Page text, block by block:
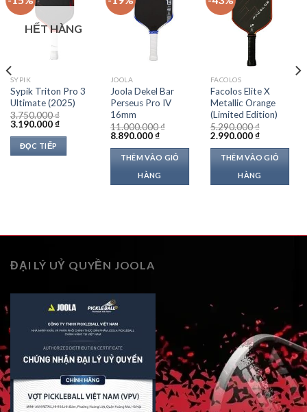
HẾT HÀNG
SYPIK
Sypik Triton Pro 3
Ultimate (2025)
3.750.000₫
Giá
3.750.000 ₫.
3.190.000₫Giá
3.190.000 ₫.
ĐỌC TIẾP
JOOLA
Joola Dekel Bar
Perseus Pro IV
16mm
11.000.000₫
Giá
11.000.000 ₫.
8.890.000₫Giá
tại
là:
8.890.000 ₫.
THÊM VÀO GIỎ
HÀNG
FACOLOS
Facolos Elite X
Metallic Orange
(Limited Edition)
5.290.000₫
Giá
5.290.000 ₫.
2.990.000₫Giá
tại
là:
2.990.000
THÊM VÀO GIỎ
HÀNG
ĐẠI LÝ UỶ QUYỀN JOOLA